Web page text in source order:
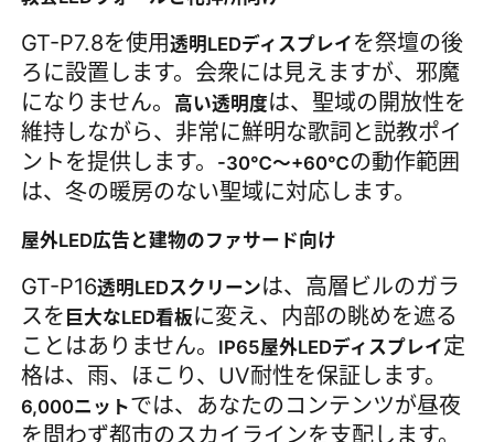
GT-P7.8を使用透明LEDディスプレイ を祭壇の後
ろに設置します。会衆には見えますが、邪魔
になりません。
高い透明度は、聖域の開放性を
維持しながら、非常に鮮明な歌詞と説教ポイ
ントを提供します。
-30℃～+60℃の動作範囲
は、冬の暖房のない聖域に対応します。
屋外LED広告と建物のファサード向け
GT-P16透明LEDスクリーンは、高層ビルのガラ
スを 巨大なLED看板に変え、内部の眺めを遮る
ことはありません。
IP65屋外LEDディスプレイ定
格は、雨、ほこり、UV耐性を保証します。
6,000ニットでは、あなたのコンテンツが昼夜
を問わず都市のスカイラインを支配します。